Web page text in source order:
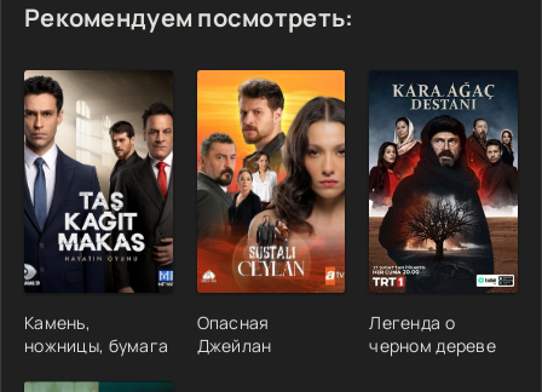
Рекомендуем посмотреть:
Камень,
ножницы, бумага
Опасная
Джейлан
Легенда о
черном дереве